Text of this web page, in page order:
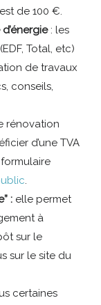
de 100 €.
: les
Total, etc)
de travaux
conseils,
rénovation
d’une TVA
.
: elle permet
à
sur le
sur le site du
certaines